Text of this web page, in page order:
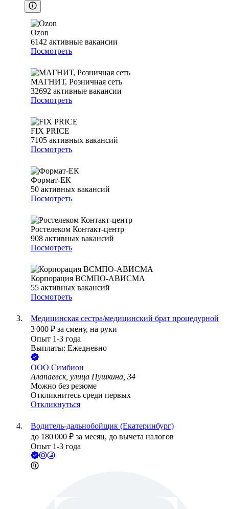
Ozon
6142 активные вакансии
Посмотреть
МАГНИТ, Розничная сеть
32692 активные вакансии
Посмотреть
FIX PRICE
7105 активных вакансий
Посмотреть
Формат-ЕК
50 активных вакансий
Посмотреть
Ростелеком Контакт-центр
908 активных вакансий
Посмотреть
Корпорация ВСМПО-АВИСМА
55 активных вакансий
Посмотреть
Медицинская сестра/медицинский брат процедурной
3 000 ₽ за смену, на руки
Опыт 1-3 года
Выплаты: Ежедневно
ООО Симбион
Алапаевск, улица Пушкина, 34
Можно без резюме
Откликнитесь среди первых
Откликнуться
Водитель-дальнобойщик (Екатеринбург)
до 180 000 ₽ за месяц, до вычета налогов
Опыт 1-3 года